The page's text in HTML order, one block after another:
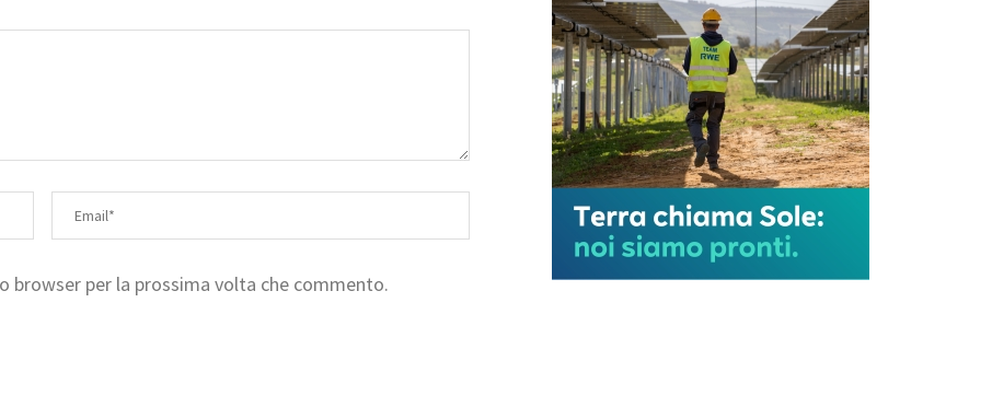
browser per la prossima volta che commento.